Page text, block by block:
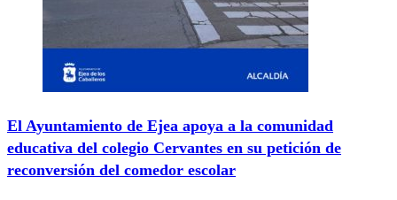
El Ayuntamiento de Ejea apoya a la comunidad
educativa del colegio Cervantes en su petición de
reconversión del comedor escolar